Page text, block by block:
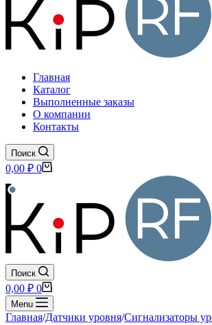
Главная
Каталог
Выполненные заказы
О компании
Контакты
Поиск
Корзина
0,00 ₽ 0
Поиск
Корзина
0,00 ₽ 0
Menu
Главная/Датчики уровня/Сигнализаторы